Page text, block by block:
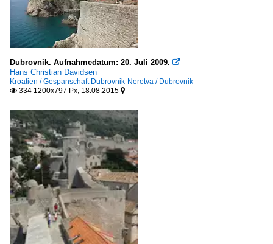
Stadtmauern
Europa
Brunnen, Denkmäler etc.
Europa
Plätze
Europa
Galerien
UNESCO - Welterbestätten
2000
2009
2010
2010
2011
2013
2014
2015
2020
2025
Dubrovnik. Aufnahmedatum: 20. Juli 2009. 
Hans Christian Davidsen
Kroatien / Gespanschaft Dubrovnik-Neretva / Dubrovnik
 334 1200x797 Px, 18.08.2015 